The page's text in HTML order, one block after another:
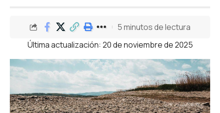
Última actualización: 20 de noviembre de 2025
5 minutos de lectura